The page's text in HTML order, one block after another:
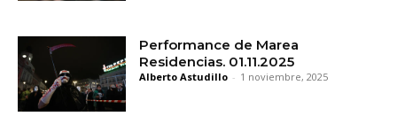
Performance de Marea
Residencias. 01.11.2025
Alberto Astudillo - 1 noviembre, 2025